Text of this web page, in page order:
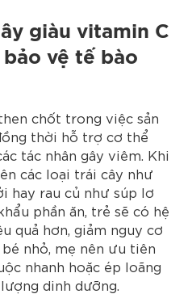
giàu vitamin C
vệ tế bào
chốt trong việc sản
thời hỗ trợ cơ thể
tác nhân gây viêm. Khi
các loại trái cây như
hay rau củ như súp lơ
phần ăn, trẻ sẽ có hệ
quả hơn, giảm nguy cơ
nhỏ, mẹ nên ưu tiên
nhanh hoặc ép loãng
dinh dưỡng.